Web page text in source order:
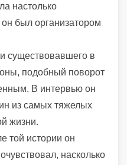
настолько
был организатором
существовавшего в
подобный поворот
В интервью он
из самых тяжелых
жизни.
той истории он
насколько